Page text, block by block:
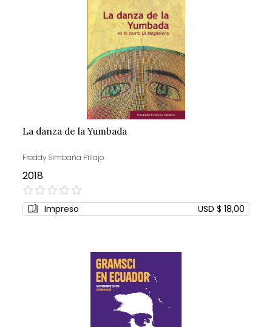
La danza de la Yumbada
Freddy Simbaña Pillajo
2018
0%
Impreso USD $ 18,00